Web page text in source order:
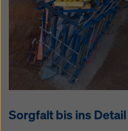
Sorgfalt bis ins Detail